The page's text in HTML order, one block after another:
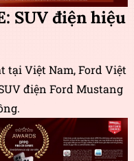
SUV điện hiệu
tại Việt Nam, Ford Việt
điện Ford Mustang